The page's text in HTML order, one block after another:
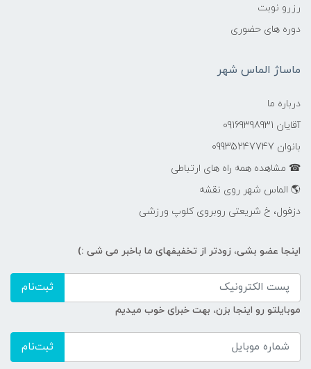
رزرو نوبت
دوره های حضوری
ماساژ الماس شهر
درباره ما
آقایان 09169398931
بانوان 09935247747
☎ مشاهده همه راه های ارتباطی
🌎 الماس شهر روی نقشه
دزفول، خ شریعتی روبروی کلوپ ورزشی
اینجا عضو بشی، زودتر از تخفیفهای ما باخبر می شی :)
ثبت‌نام
موبایلتو رو اینجا بزن، بهت خبرای خوب میدیم
ثبت‌نام